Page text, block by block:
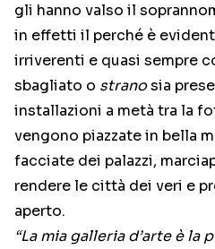
gli hanno valso il
in effetti il perché è
irriverenti e quasi sempre
sbagliato o stranosia
installazioni a metà tra la
vengono piazzate in bella
facciate dei palazzi,
rendere le città dei veri e
aperto.
“La mia galleria d’arte è la